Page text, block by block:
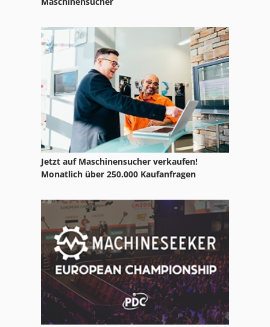
Zug Und Leitspindel Drehmaschine
Zugmaschine
Zylinder
Jetzt auf Maschinensucher verkaufen!
Monatlich über 250.000 Kaufanfragen